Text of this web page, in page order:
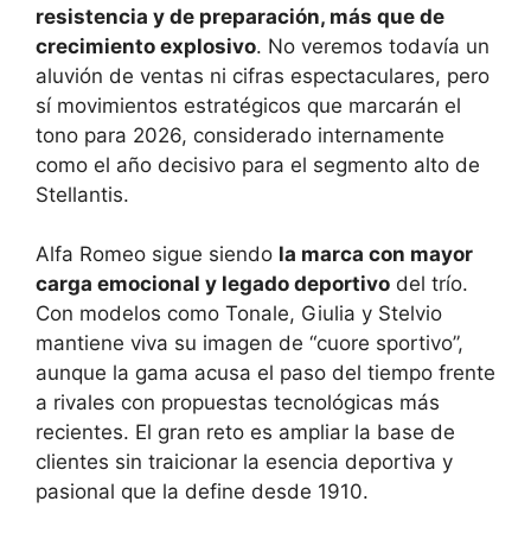
resistencia y de preparación, más que de
crecimiento explosivo. No veremos todavía un
aluvión de ventas ni cifras espectaculares, pero
sí movimientos estratégicos que marcarán el
tono para 2026, considerado internamente
como el año decisivo para el segmento alto de
Stellantis.
Alfa Romeo sigue siendo la marca con mayor
carga emocional y legado deportivo del trío.
Con modelos como Tonale, Giulia y Stelvio
mantiene viva su imagen de “cuore sportivo”,
aunque la gama acusa el paso del tiempo frente
a rivales con propuestas tecnológicas más
recientes. El gran reto es ampliar la base de
clientes sin traicionar la esencia deportiva y
pasional que la define desde 1910.